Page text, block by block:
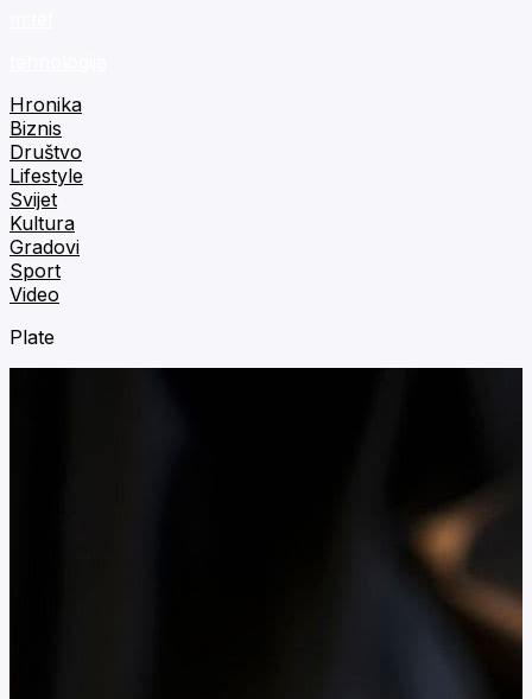
Hronika
Biznis
Društvo
Lifestyle
Svijet
Kultura
Gradovi
Sport
Video
Plate